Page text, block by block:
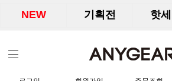
NEW 기획전 핫